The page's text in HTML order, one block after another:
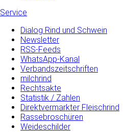
Service
Dialog Rind und Schwein
Newsletter
RSS-Feeds
WhatsApp-Kanal
Verbandszeitschriften
milchrind
Rechtsakte
Statistik / Zahlen
Direktvermarkter Fleischrind
Rassebroschüren
Weideschilder